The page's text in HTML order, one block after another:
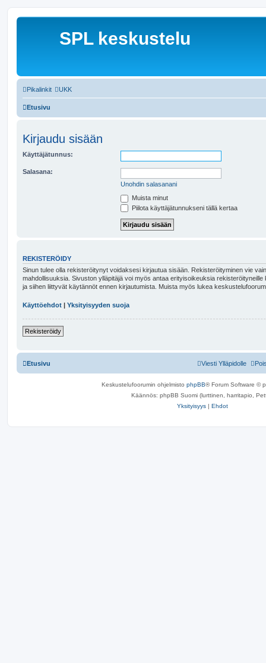
SPL keskustelu
Pikalinkit UKK
Etusivu
Kirjaudu sisään
Käyttäjätunnus:
Salasana:
Unohdin salasanani
Muista minut
Piilota käyttäjätunnukseni tällä kertaa
REKISTERÖIDY
Sinun tulee olla rekisteröitynyt voidaksesi kirjautua sisään. Rekisteröityminen vie
mahdollisuuksia. Sivuston ylläpitäjä voi myös antaa erityisoikeuksia
ja siihen liittyvät käytännöt ennen kirjautumista. Muista myös lukea
Käyttöehdot | Yksityisyyden suoja
Rekisteröidy
Etusivu Viesti Ylläpidolle
Keskustelufoorumin ohjelmisto phpBB® Forum Software ©
Käännös: phpBB Suomi (lurttinen, harritapio,
Yksityisyys| Ehdot